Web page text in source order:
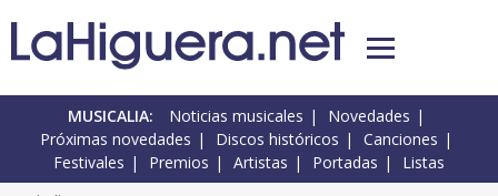
MUSICALIA: Noticias musicales
Novedades
Próximas novedades
Discos históricos
Canciones
Festivales
Premios Artistas Portadas Listas